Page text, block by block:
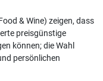
& Wine) zeigen, dass
preisgünstige
können; die Wahl
persönlichen